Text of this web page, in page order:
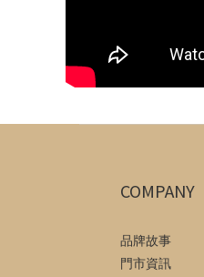
COMPANY
品牌故事
門市資訊